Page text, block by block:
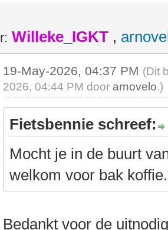
Willeke_IGKT ,
19-May-2026, 04:37 PM (Dit
2026, 04:44 PM door arnovelo.)
Fietsbennie schreef:
Mocht je in de buurt
welkom voor bak koffie.
Bedankt voor de